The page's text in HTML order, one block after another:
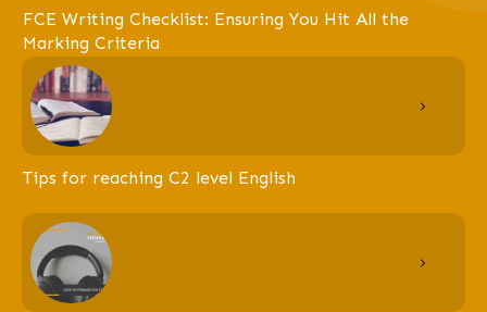
FCE Writing Checklist: Ensuring You Hit All the
Marking Criteria
Tips for reaching C2 level English